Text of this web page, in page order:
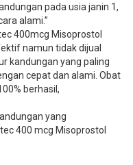
pada usia janin 1,
alami.”
400mcg Misoprostol
namun tidak dijual
kandungan yang paling
cepat dan alami. Obat
berhasil,
yang
400 mcg Misoprostol